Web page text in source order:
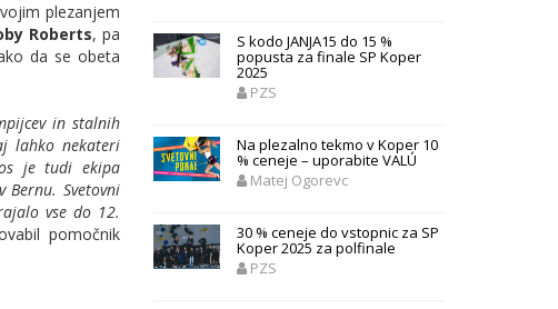
plezanjem
Roberts, pa
da se obeta
in stalnih
lahko nekateri
je tudi ekipa
Bernu. Svetovni
vse do 12.
pomočnik
S kodo JANJA15 do 15 %
popusta za finale SP Koper
2025
PZS
Na plezalno tekmo v Koper 10
% ceneje – uporabite VALÚ
Matej Ogorevc
30 % ceneje do vstopnic za SP
Koper 2025 za polfinale
PZS